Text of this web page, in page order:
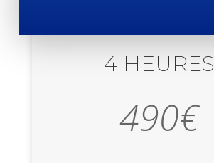
4 HEURES
490€